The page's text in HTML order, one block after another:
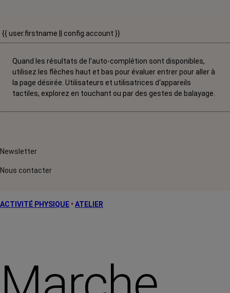
{{ user.firstname || config.account }}
Quand les résultats de l'auto-complétion sont disponibles,
utilisez les flèches haut et bas pour évaluer entrer pour aller à
la page désirée. Utilisateurs et utilisatrices d‘appareils
tactiles, explorez en touchant ou par des gestes de balayage.
Newsletter
Nous contacter
ACTIVITÉ PHYSIQUE • ATELIER